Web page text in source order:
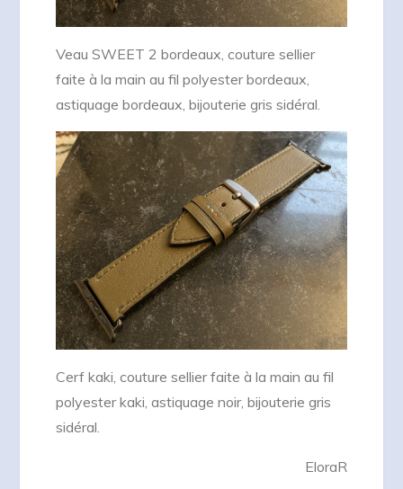
Veau SWEET 2 bordeaux, couture sellier
faite à la main au fil polyester bordeaux,
astiquage bordeaux, bijouterie gris sidéral.
Cerf kaki, couture sellier faite à la main au fil
polyester kaki, astiquage noir, bijouterie gris
sidéral.
EloraR